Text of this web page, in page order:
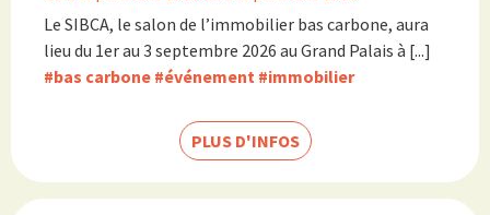
Le SIBCA, le salon de l’immobilier bas carbone, aura
lieu du 1er au 3 septembre 2026 au Grand Palais à [...]
#bas carbone #événement #immobilier
PLUS D'INFOS